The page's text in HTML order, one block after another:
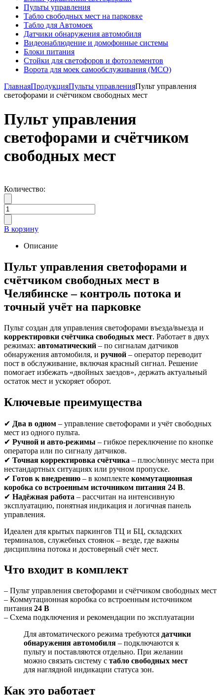
Пульты управления
Табло свободных мест на парковке
Табло для Автомоек
Датчики обнаружения автомобиля
Видеонаблюдение и домофонные системы
Блоки питания
Стойки для светофоров и фотоэлементов
Ворота для моек самообслуживания (МСО)
ГлавнаяПродукцияПульты управленияПульт управления
светофорами и счётчиком свободных мест
Пульт управления
светофорами и счётчиком
свободных мест
Количество:
В корзину
Описание
Пульт управления светофорами и
счётчиком свободных мест в
Челябинске – контроль потока и
точный учёт на парковке
Пульт создан для управления светофорами въезда/выезда и
корректировки счётчика свободных мест. Работает в двух
режимах: автоматический – по сигналам датчиков
обнаружения автомобиля, и ручной – оператор переводит
пост в обслуживание, включая красный сигнал. Решение
помогает избежать «двойных заездов», держать актуальный
остаток мест и ускоряет оборот.
Ключевые преимущества
✔ Два в одном – управление светофорами и учёт свободных
мест из одного пульта.
✔ Ручной и авто-режимы – гибкое переключение по кнопке
оператора или по сигналу датчиков.
✔ Точная корректировка счётчика – плюс/минус места при
нестандартных ситуациях или ручном пропуске.
✔ Готов к внедрению – в комплекте коммутационная
коробка со встроенным источником питания 24 В.
✔ Надёжная работа – рассчитан на интенсивную
эксплуатацию, понятная индикация и логичная панель
управления.
Идеален для крытых паркингов ТЦ и БЦ, складских
терминалов, служебных стоянок – везде, где важны
дисциплина потока и достоверный счёт мест.
Что входит в комплект
– Пульт управления светофорами и счётчиком свободных мест
– Коммутационная коробка со встроенным источником
питания 24 В
– Схема подключения и рекомендации по эксплуатации
Для автоматического режима требуются датчики
обнаружения автомобиля – подключаются к
пульту и поставляются отдельно. При желании
можно связать систему с табло свободных мест
для наглядной индикации статуса зон.
Как это работает